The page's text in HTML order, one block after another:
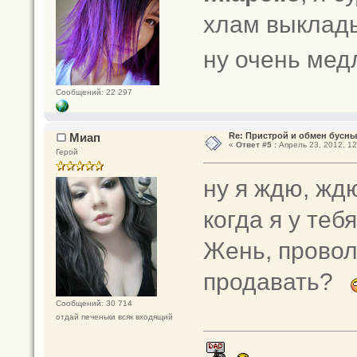
Сообщений: 22 297
хлам
ну очень
Миап
Герой
Сообщений: 30 714
отдай печеньки всяк входящий
Re: Пристрой и обмен
« Ответ #5 :Апрель 23, 2012,
ну я ждю,
когда я у
Жень,
продавать?